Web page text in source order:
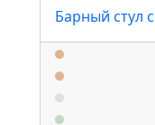
Барный стул